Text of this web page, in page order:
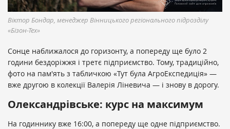
Віктор Бондар, менеджер Вінницького регіонального підрозділу
«Бізон-Тех»
Сонце наближалося до горизонту, а попереду ще було 2
години бездоріжжя і третє підприємство. Тому, традиційно,
фото на пам'ять з табличкою «Тут була АгроЕкспедиція» —
вже другою в колекції Валерія Ліневича — і знову в дорогу.
Олександрівське: курс на максимум
На годиннику вже 16:00, а попереду ще одне підприємство.